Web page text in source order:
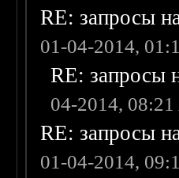
RE: запросы
01-04-2014,
RE: запросы
04-2014,
RE: запросы
01-04-2014,